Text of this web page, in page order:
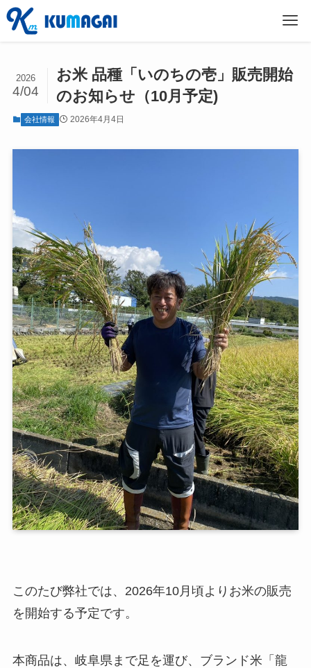
お米 品種「いのちの壱」販売開始
のお知らせ（10月予定)
2026
4/04
会社情報 2026年4月4日
このたび弊社では、2026年10月頃よりお米の販売
を開始する予定です。
本商品は、岐阜県まで足を運び、ブランド米「龍